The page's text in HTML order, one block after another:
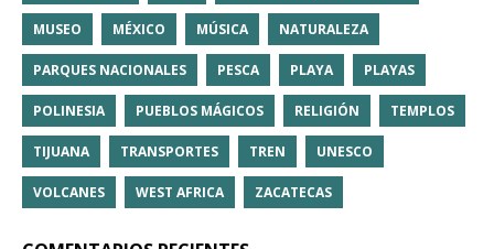
MUSEO MÉXICO MÚSICA NATURALEZA
PARQUES NACIONALES PESCA PLAYA PLAYAS
POLINESIA PUEBLOS MÁGICOS RELIGIÓN TEMPLOS
TIJUANA TRANSPORTES TREN UNESCO
VOLCANES WEST AFRICA ZACATECAS